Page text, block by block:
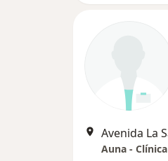
Avenida La
Auna -